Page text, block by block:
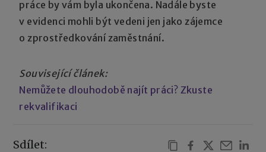
práce by vám byla ukončena. Nadále byste
v evidenci mohli být vedeni jen jako zájemce
o zprostředkování zaměstnání.
Související článek:
Nemůžete dlouhodobě najít práci? Zkuste
rekvalifikaci
Sdílet: